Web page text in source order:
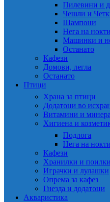
Пилевини и
Чешли и
Шампони
Нега на нокти
Машинки и
Останато
Кафези
Домови, легла
Останато
Птици
Храна за птици
Додатоци во
Витамини и
Хигиена и
Подлога
Нега на нокти
Кафези
Хранилки и поилки
Играчки и лулашки
Опрема за кафез
Гнезда и додатоци
Акваристика